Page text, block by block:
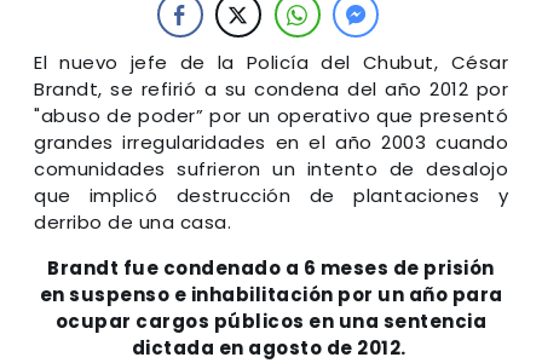
El nuevo jefe de la Policía del Chubut, César
Brandt, se refirió a su condena del año 2012 por
"abuso de poder” por un operativo que presentó
grandes irregularidades en el año 2003 cuando
comunidades sufrieron un intento de desalojo
que implicó destrucción de plantaciones y
derribo de una casa.
Brandt fue condenado a 6 meses de prisión
en suspenso e inhabilitación por un año para
ocupar cargos públicos en una sentencia
dictada en agosto de 2012.